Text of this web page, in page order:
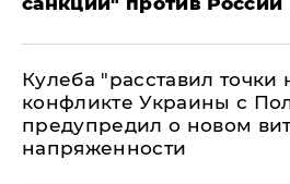
Кулеба "расставил точки
конфликте Украины с
предупредил о новом
напряженности